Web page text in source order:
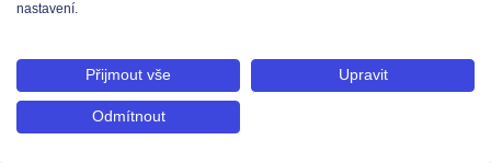
48906565, DIČ: CZ699008048, Zapsána v OR vedeném u Městského soudu v
nastavení.
Přijmout vše Upravit
Odmítnout